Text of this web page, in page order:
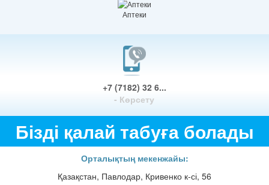
Аптеки
+7 (7182) 32 6...
- Көрсету
Бізді қалай табуға болады
Орталықтың мекенжайы:
Қазақстан, Павлодар, Кривенко к-сі, 56